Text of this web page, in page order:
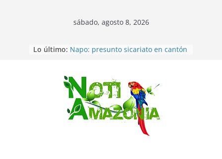
Saltar
sábado, agosto 8, 2026
Lo último: Napo: presunto sicariato en cantón
desaparecidos fueron encontrados
muertos en Puerto lopez
Sentencian a 34 años de prisión a
implicados en caso de Alison,
oriunda de Tena
Vozinha, el arquero sensación de
cabo Verde, ya llegó para